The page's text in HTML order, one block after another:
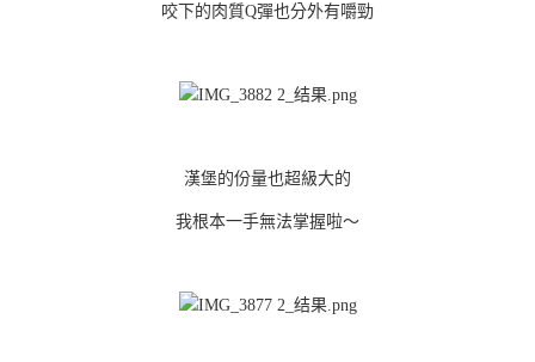
咬下的肉質Q彈也分外有嚼勁
漢堡的份量也超級大的
我根本一手無法掌握啦～